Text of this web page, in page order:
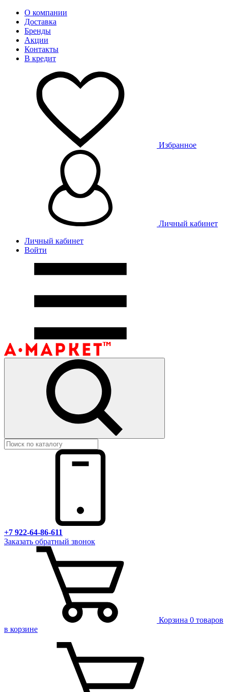
О компании
Доставка
Бренды
Акции
Контакты
В кредит
Избранное
Личный кабинет
Личный кабинет
Войти
+7 922-64-86-611
Заказать обратный звонок
Корзина 0 товаров
в корзине